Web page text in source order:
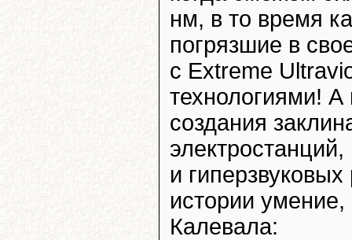
нм, в то время
погрязшие в
с Extreme
технологиями!
создания
и
истории
Калевала: